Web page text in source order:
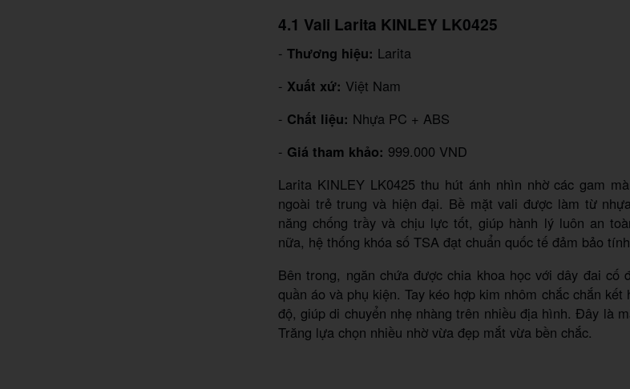
4.1 Vali Larita KINLEY LK0425
- Thương hiệu: Larita
- Xuất xứ: Việt Nam
- Chất liệu: Nhựa PC + ABS
- Giá tham khảo: 999.000 VND
Larita KINLEY LK0425 thu hút ánh nhìn nhờ các gam
ngoài trẻ trung và hiện đại. Bề mặt vali được làm từ
năng chống trầy và chịu lực tốt, giúp hành lý luôn an
nữa, hệ thống khóa số TSA đạt chuẩn quốc tế đảm bảo
Bên trong, ngăn chứa được chia khoa học với dây đai cố
quần áo và phụ kiện. Tay kéo hợp kim nhôm chắc chắn kết
độ, giúp di chuyển nhẹ nhàng trên nhiều địa hình. Đây là
Trăng lựa chọn nhiều nhờ vừa đẹp mắt vừa bền chắc.